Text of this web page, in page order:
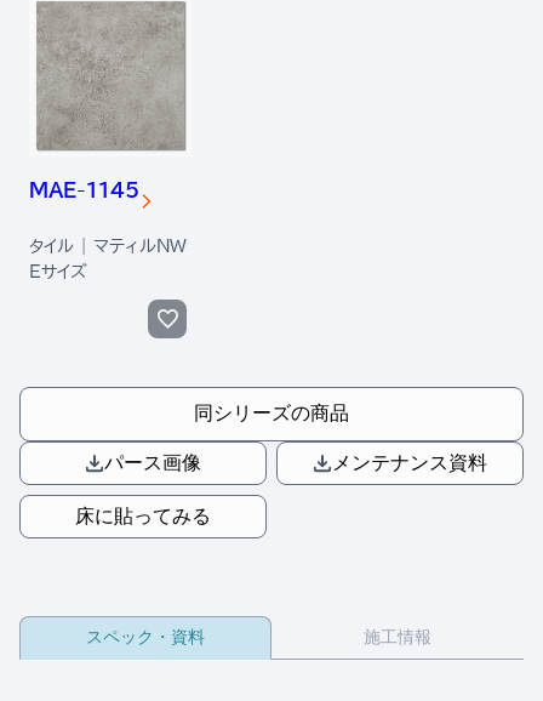
MAE-1145
タイル | マティルNW
Eサイズ
同シリーズの商品
パース画像 メンテナンス資料
床に貼ってみる
スペック・資料 施工情報